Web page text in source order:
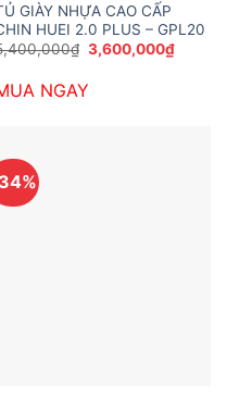
GIÀY NHỰA CAO CẤP
HUEI 2.0 PLUS – GPL20
₫ Giá
gốc
5,400,000₫.
3,600,000₫Giá
hiện
NGAY